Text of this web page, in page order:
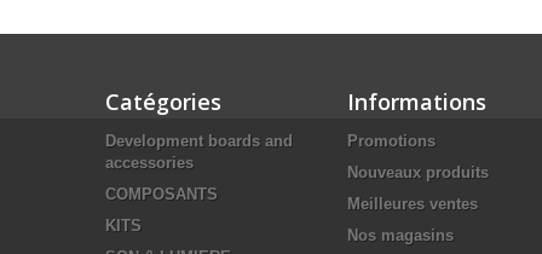
Catégories
Development boards and
accessories
COMPOSANTS
KITS
Informations
Promotions
Nouveaux produits
Meilleures ventes
Nos magasins